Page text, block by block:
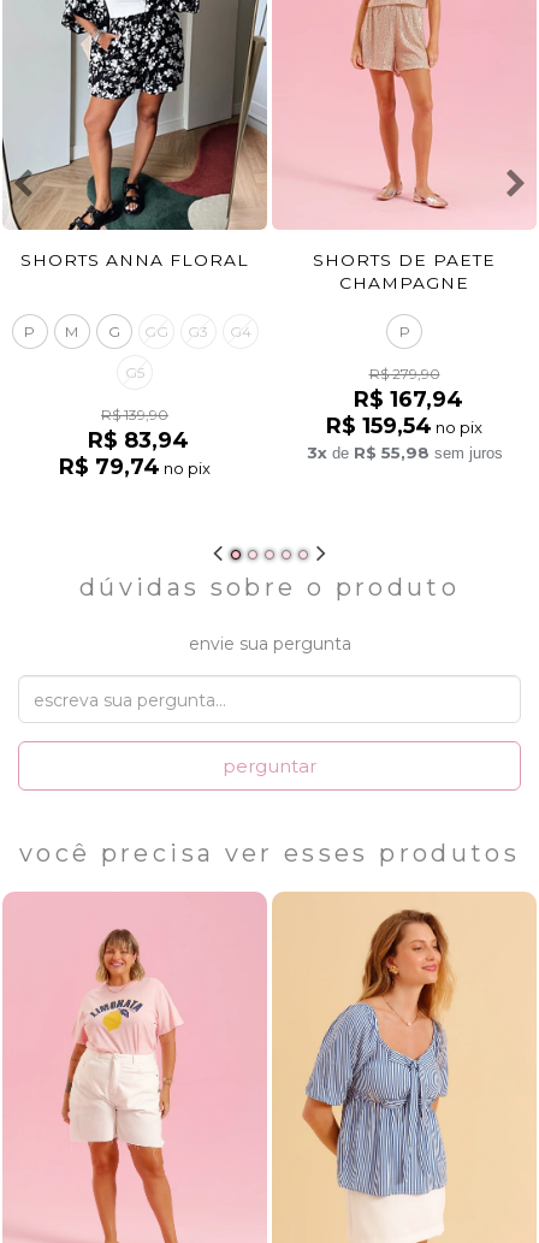
SHORTS ANNA FLORAL
P M G GG G3 G4
G5
R$ 139,90
R$ 83,94
R$ 79,74 no pix
SHORTS DE PAETE
CHAMPAGNE
P
R$ 279,90
R$ 167,94
R$ 159,54 no pix
3xde R$ 55,98 sem juros
dúvidas sobre o produto
envie sua pergunta
perguntar
você precisa ver esses produtos